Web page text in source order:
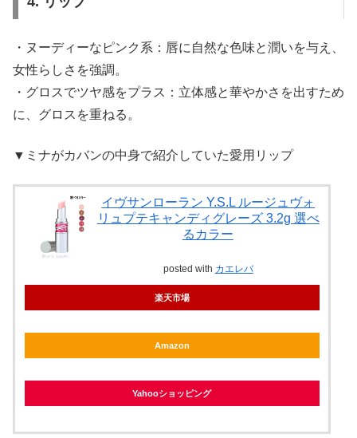
・ヌーディーなピンク系：唇に自然な色味と潤いを与え、
女性らしさを強調。
・グロスでツヤ感をプラス：立体感と華やかさを出すため
に、グロスを重ねる。
▼ミナがカバンの中身で紹介していた愛用リップ
イヴサンローラン Y.S.L ルージュヴォ
リュプテキャンディグレーズ 3.2g 選べ
るカラー
posted with カエレバ
楽天市場
Amazon
Yahooショッピング